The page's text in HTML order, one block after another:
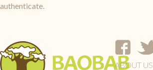
authenticate.
ABOUT US